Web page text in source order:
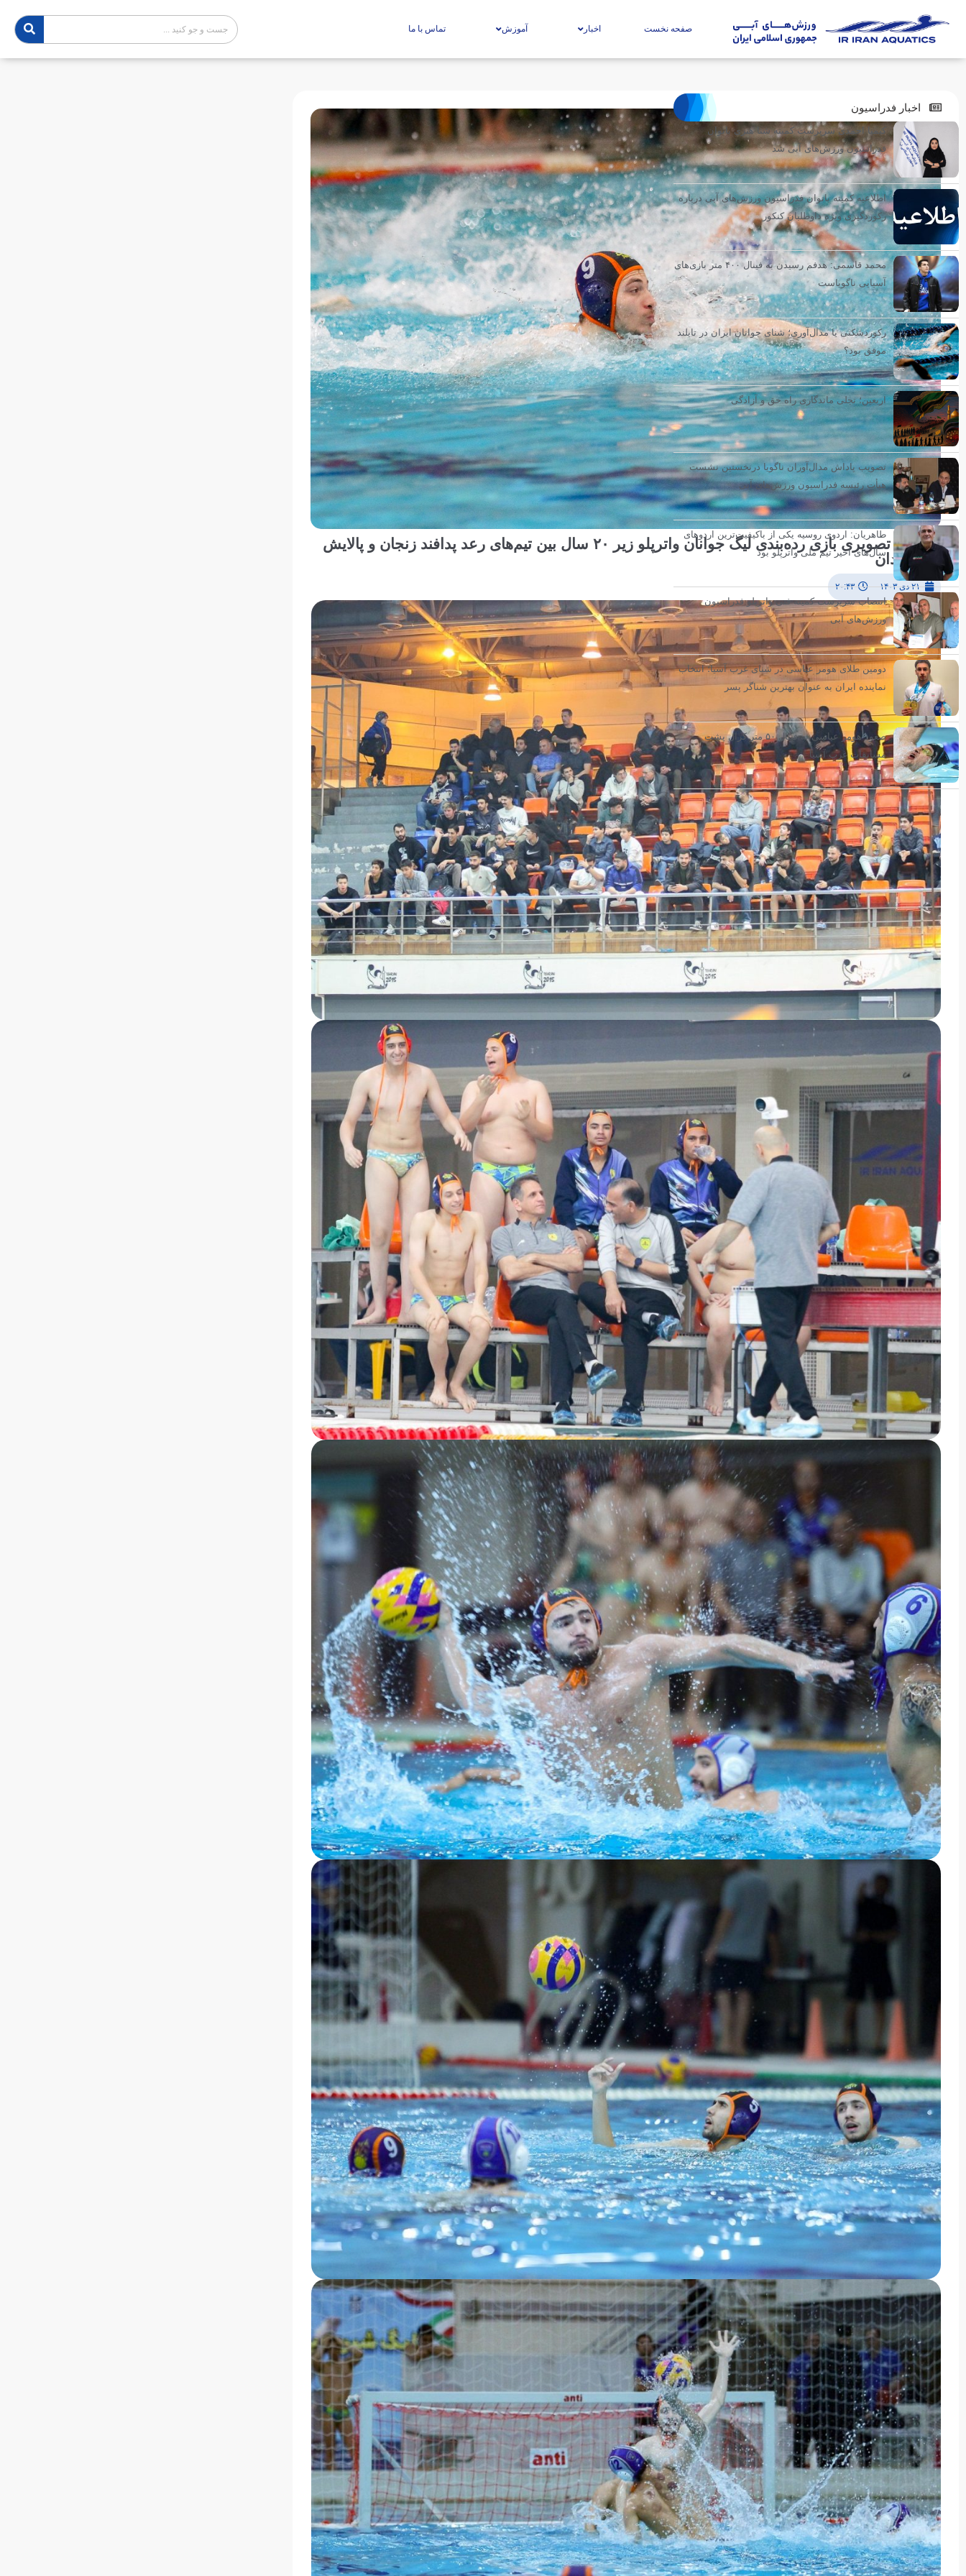
صفحه نخست اخبار آموزش تماس با ما
گزارش تصویری بازی رده‌بندی لیگ جوانان واترپلو زیر ۲۰ سال بین تیم‌های رعد پدافند زنجان و پالایش
نفت آبادان
۲۱ دی ۱۴۰۳ ۲۰:۴۳
اخبار فدراسیون
کیمیا احمدی سرپرست کمیته شنا هنری بانوان
فدراسیون ورزش‌های آبی شد
اطلاعیه کمیته بانوان فدراسیون ورزش‌های آبی درباره
رکوردگیری ویژه داوطلبان کنکور
محمد قاسمی: هدفم رسیدن به فینال ۴۰۰ متر بازی‌های
آسیایی ناگویاست
رکوردشکنی یا مدال‌آوری؛ شنای جوانان ایران در تایلند
موفق بود؟
اربعین؛ تجلی ماندگاری راه حق و آزادگی
تصویب پاداش مدال‌آوران ناگویا درنخستین نشست
هیأت رئیسه فدراسیون ورزش‌های آبی
طاهریان: اردوی روسیه یکی از باکیفیت‌ترین اردوهای
سال‌های اخیر تیم ملی واترپلو بود
انتصاب سرپرست کمیته فنی واترپلو فدراسیون
ورزش‌های آبی
دومین طلای هومر عباسی در شنای غرب آسیا؛ انتخاب
نماینده ایران به عنوان بهترین شناگر پسر
صعود هومر عباسی به فینال ۵۰ متر کرال پشت
مسابقات غرب آسیا